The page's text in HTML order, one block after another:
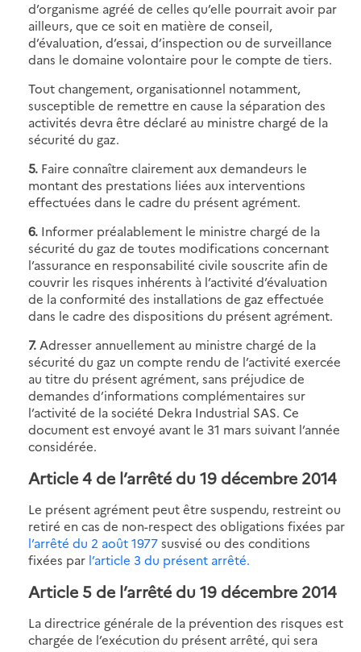
d’organisme agréé de celles qu’elle pourrait avoir par
ailleurs, que ce soit en matière de conseil,
d’évaluation, d’essai, d’inspection ou de surveillance
dans le domaine volontaire pour le compte de tiers.
Tout changement, organisationnel notamment,
susceptible de remettre en cause la séparation des
activités devra être déclaré au ministre chargé de la
sécurité du gaz.
5. Faire connaître clairement aux demandeurs le
montant des prestations liées aux interventions
effectuées dans le cadre du présent agrément.
6. Informer préalablement le ministre chargé de la
sécurité du gaz de toutes modifications concernant
l’assurance en responsabilité civile souscrite afin de
couvrir les risques inhérents à l’activité d’évaluation
de la conformité des installations de gaz effectuée
dans le cadre des dispositions du présent agrément.
7. Adresser annuellement au ministre chargé de la
sécurité du gaz un compte rendu de l’activité exercée
au titre du présent agrément, sans préjudice de
demandes d’informations complémentaires sur
l’activité de la société Dekra Industrial SAS. Ce
document est envoyé avant le 31 mars suivant l’année
considérée.
Article 4 de l’arrêté du 19 décembre 2014
Le présent agrément peut être suspendu, restreint ou
retiré en cas de non-respect des obligations fixées par
l’arrêté du 2 août 1977susvisé ou des conditions
fixées par l’article 3 du présent arrêté.
Article 5 de l’arrêté du 19 décembre 2014
La directrice générale de la prévention des risques est
chargée de l’exécution du présent arrêté, qui sera